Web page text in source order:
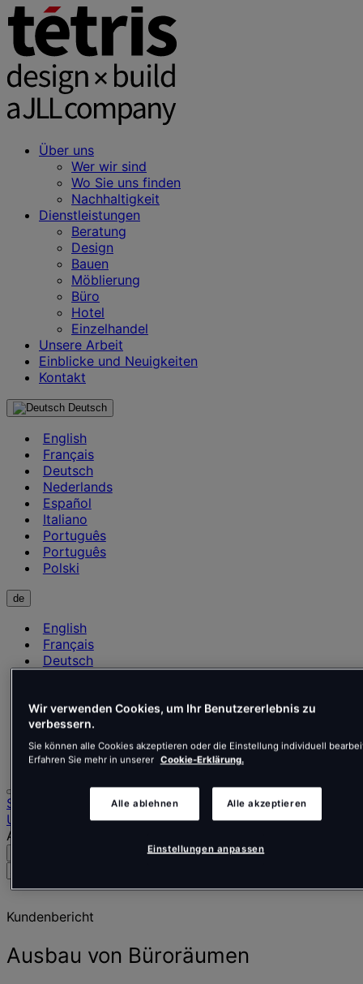
Über uns
Wer wir sind
Wo Sie uns finden
Nachhaltigkeit
Dienstleistungen
Beratung
Design
Bauen
Möblierung
Büro
Hotel
Einzelhandel
Unsere Arbeit
Einblicke und Neuigkeiten
Kontakt
Deutsch
English
Français
Deutsch
Nederlands
Español
Italiano
Português
Português
Polski
de
English
Français
Deutsch
Italiano
Português
Português
Polski
Startseite
Unsere Arbeit
Ausbau von Büroräumen
nach
Orten,
und
Erkenntnissen
Kundenbericht
Ausbau von Büroräumen
Wir verwenden Cookies, um Ihr Benutzererlebnis zu
verbessern.
Sie können alle Cookies akzeptieren oder die Einstellung individuell
Erfahren Sie mehr in unserer Cookie-Erklärung.
Alle ablehnen Alle akzeptieren
Einstellungen anpassen